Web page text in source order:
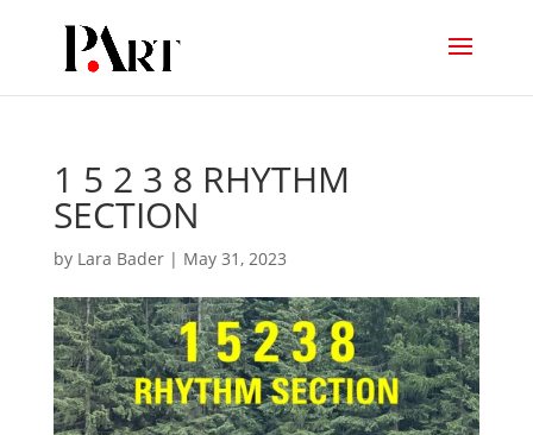
1 5 2 3 8 RHYTHM
SECTION
by Lara Bader| May 31, 2023